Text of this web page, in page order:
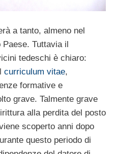
a tanto, almeno nel
Tuttavia il
tedeschi è chiaro:
curriculum vitae,
formative e
grave. Talmente grave
alla perdita del posto
scoperto anni dopo
questo periodo di